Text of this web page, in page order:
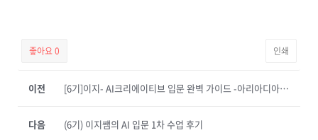
좋아요0 인쇄
이전 [6기]이지- AI크리에이티브 입문 완벽 가이드 -아리아디아즈 1주차 후기
(6기) 이지쌤의 AI 입문 1차 수업 후기
다음